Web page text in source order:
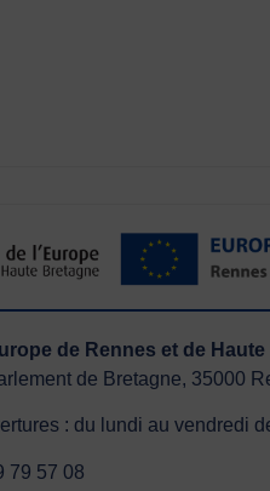
de Rennes et de
de Bretagne, 35000
: du lundi au vendredi
79 57 08